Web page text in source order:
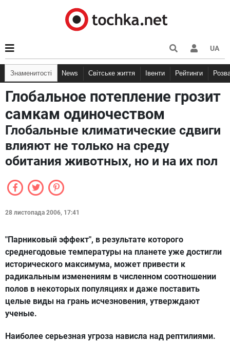
UA
Знаменитості News Світське життя Івенти Рейтинги
Глобальное потепление грозит
самкам одиночеством
Глобальные климатические сдвиги
влияют не только на среду
обитания животных, но и на их пол
28 листопада 2006, 17:41
"Парниковый эффект", в результате которого
среднегодовые температуры на планете уже достигли
исторического максимума, может привести к
радикальным изменениям в численном соотношении
полов в некоторых популяциях и даже поставить
целые виды на грань исчезновения, утверждают
ученые.
Наиболее серьезная угроза нависла над рептилиями.